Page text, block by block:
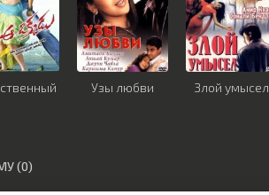
Узы любви Злой умысел
(0)